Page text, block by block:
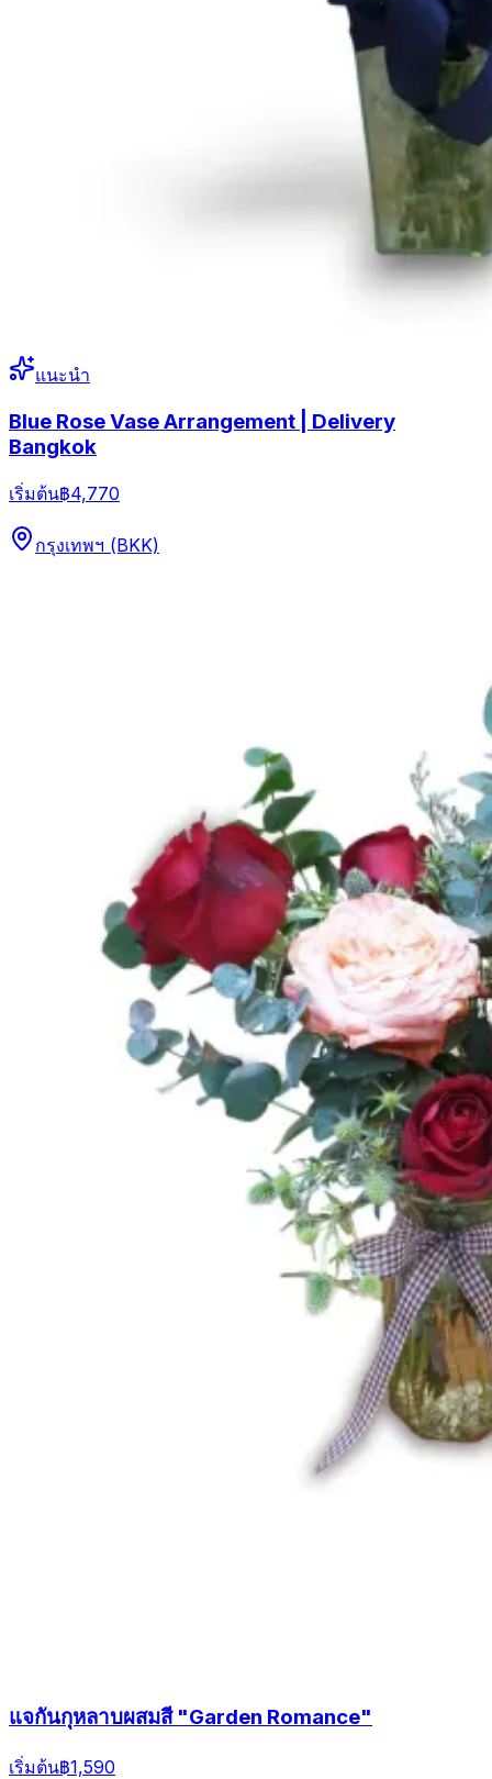
แนะนำ
Blue Rose Vase Arrangement | Delivery
Bangkok
เริ่มต้น฿4,770
กรุงเทพฯ (BKK)
แจกันกุหลาบผสมสี "Garden Romance"
เริ่มต้น฿1,590